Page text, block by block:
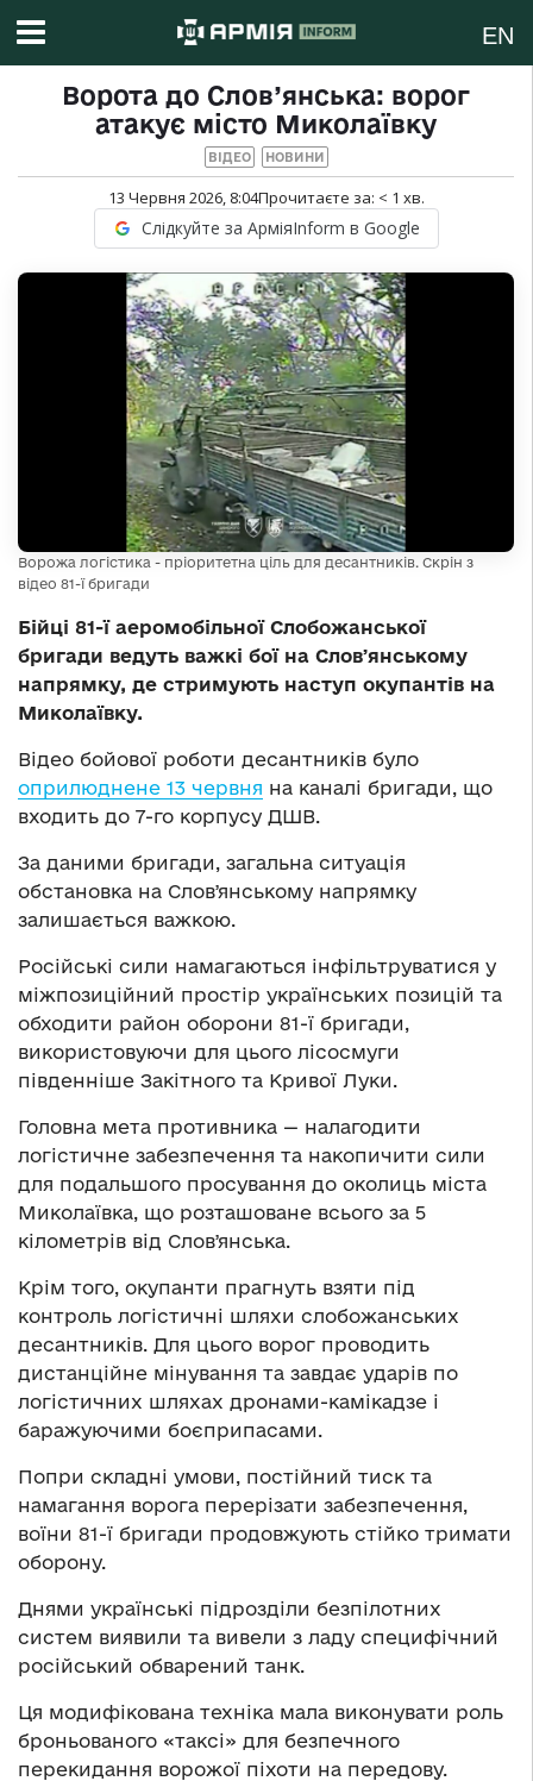
EN
Ворота до Слов’янська: ворог
атакує місто Миколаївку
ВІДЕО НОВИНИ
13 Червня 2026, 8:04Прочитаєте за: < 1 хв.
Слідкуйте за АрміяInform в Google
Ворожа логістика - пріоритетна ціль для десантників. Скрін з
відео 81-ї бригади
Бійці 81-ї аеромобільної Слобожанської
бригади ведуть важкі бої на Словʼянському
напрямку, де стримують наступ окупантів на
Миколаївку.
Відео бойової роботи десантників було
оприлюднене 13 червня на каналі бригади, що
входить до 7-го корпусу ДШВ.
За даними бригади, загальна ситуація
обстановка на Словʼянському напрямку
залишається важкою.
Російські сили намагаються інфільтруватися у
міжпозиційний простір українських позицій та
обходити район оборони 81-ї бригади,
використовуючи для цього лісосмуги
південніше Закітного та Кривої Луки.
Головна мета противника — налагодити
логістичне забезпечення та накопичити сили
для подальшого просування до околиць міста
Миколаївка, що розташоване всього за 5
кілометрів від Словʼянська.
Крім того, окупанти прагнуть взяти під
контроль логістичні шляхи слобожанських
десантників. Для цього ворог проводить
дистанційне мінування та завдає ударів по
логістичних шляхах дронами-камікадзе і
баражуючими боєприпасами.
Попри складні умови, постійний тиск та
намагання ворога перерізати забезпечення,
воїни 81-ї бригади продовжують стійко тримати
оборону.
Днями українські підрозділи безпілотних
систем виявили та вивели з ладу специфічний
російський обварений танк.
Ця модифікована техніка мала виконувати роль
броньованого «таксі» для безпечного
перекидання ворожої піхоти на передову.